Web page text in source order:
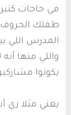
في حاجات
طفلك الحروف
المدرس اللي
واللي منها أنه
يكونوا
يعني مثلا زي